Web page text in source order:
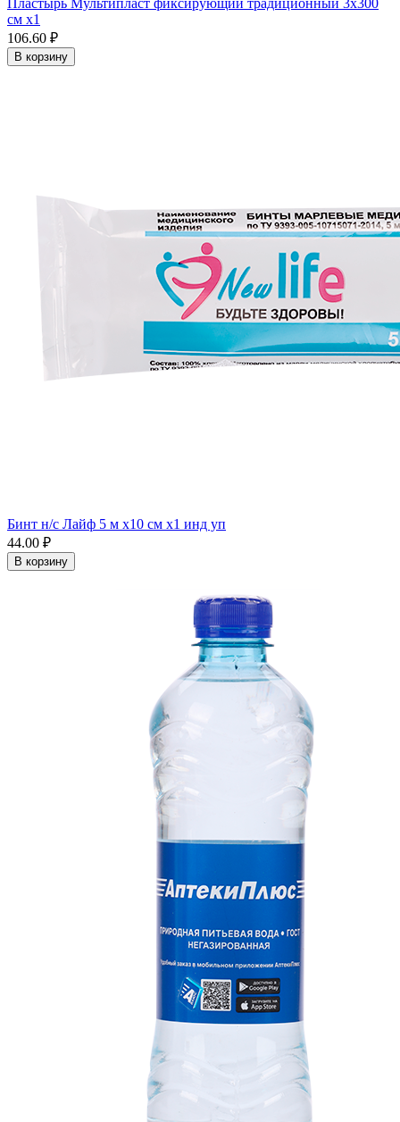
Пластырь Мультипласт фиксирующий традиционный 3х300
см x1
106.60 ₽
В корзину
Бинт н/с Лайф 5 м х10 см x1 инд уп
44.00 ₽
В корзину